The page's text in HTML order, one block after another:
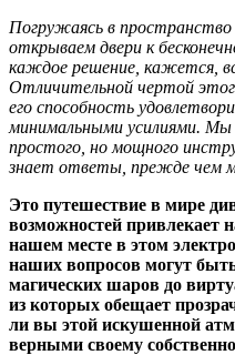
Погружаясь в
открываем двери к
каждое решение, кажется,
Отличительной чертой
его способность
минимальными усилиями. Мы
простого, но мощного
знает ответы, прежде чем
Это путешествие в мире
возможностей привлекает
нашем месте в этом
наших вопросов могут
магических шаров до
из которых обещает
ли вы этой искушенной
верными своему